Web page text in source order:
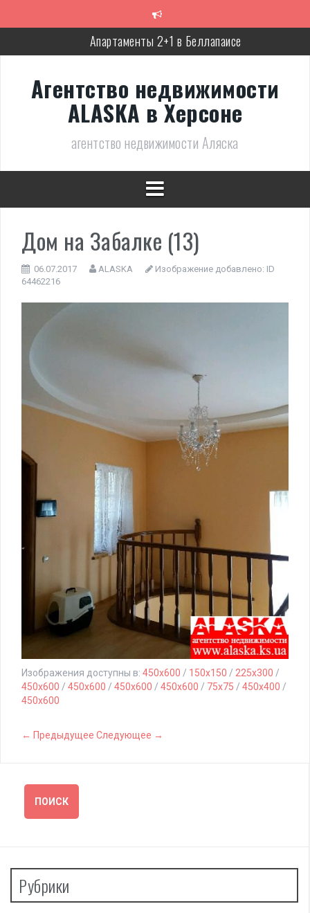
Апартаменты 2+1 в Беллапаисе
Трёхспальная вилла в комплексе в Лапте
Современная, полностью готовая вилла в Алсанджаке
Люкс вилла с дизайнерским ремонтом
Великолепное бунгало в Фамагусте
Агентство недвижимости
ALASKA в Херсоне
агентство недвижимости Аляска
Дом на Забалке (13)
06.07.2017 ALASKA Изображение добавлено: ID
64462216
Изображения доступны в: 450x600 / 150x150 / 225x300 /
450x600 / 450x600 / 450x600 / 450x600 / 75x75 / 450x400 /
450x600
← Предыдущее Следующее →
Рубрики